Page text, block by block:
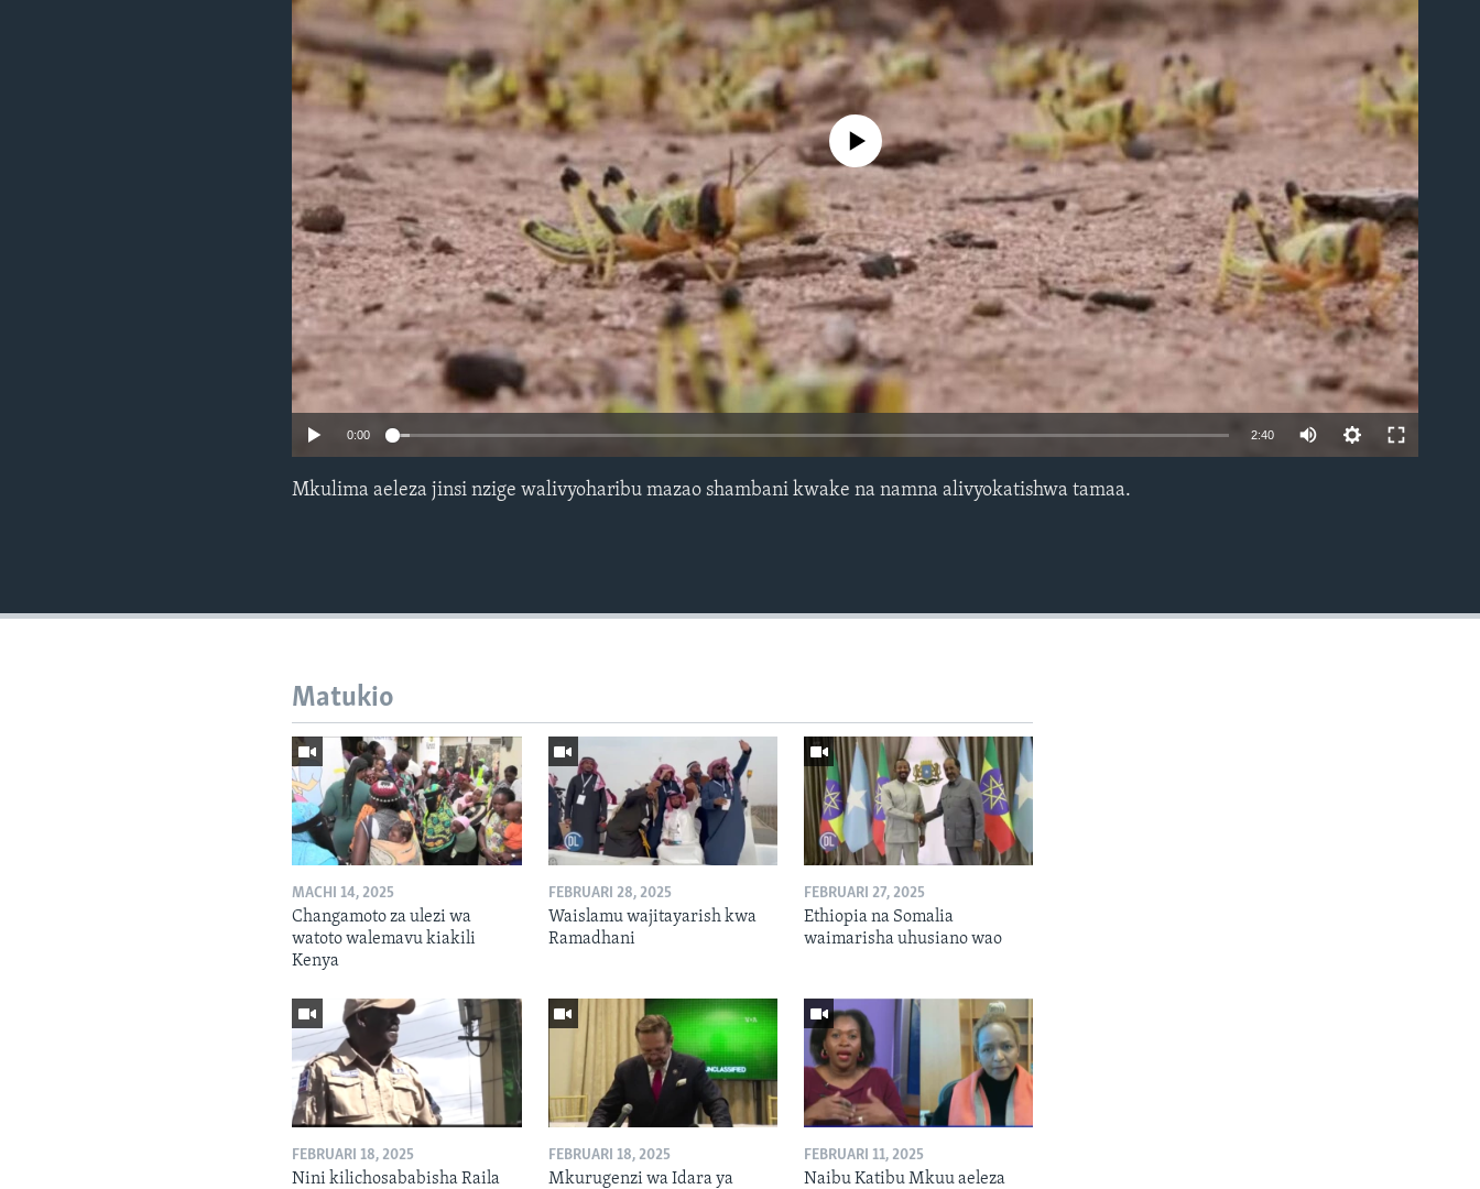
No media source currently available
0:00 2:40
Mkulima aeleza jinsi nzige walivyoharibu mazao shambani kwake na namna alivyokatishwa tamaa.
Matukio
MACHI 14, 2025
Changamoto za ulezi wa
watoto walemavu kiakili
Kenya
FEBRUARI 28, 2025
Waislamu wajitayarish kwa
Ramadhani
FEBRUARI 27, 2025
Ethiopia na Somalia
waimarisha uhusiano wao
FEBRUARI 18, 2025
Nini kilichosababisha Raila
FEBRUARI 18, 2025
Mkurugenzi wa Idara ya
FEBRUARI 11, 2025
Naibu Katibu Mkuu aeleza